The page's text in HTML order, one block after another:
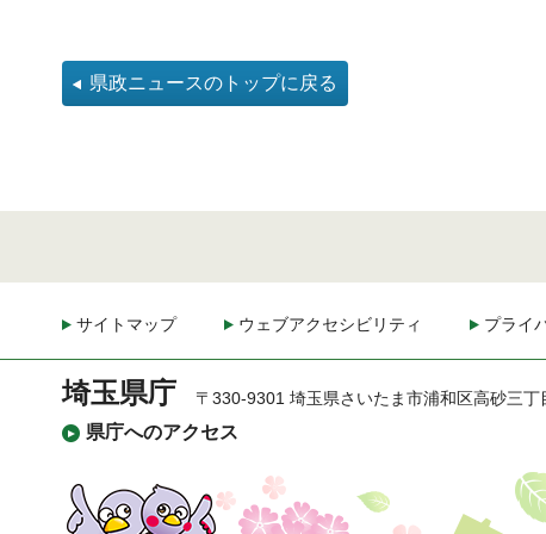
県政ニュースのトップに戻る
サイトマップ ウェブアクセシビリティ プライ
埼玉県庁
県庁へのアクセス
〒330-9301 埼玉県さいたま市浦和区高砂三丁